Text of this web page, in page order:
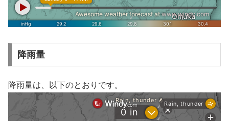
降雨量
降雨量は、以下のとおりです。